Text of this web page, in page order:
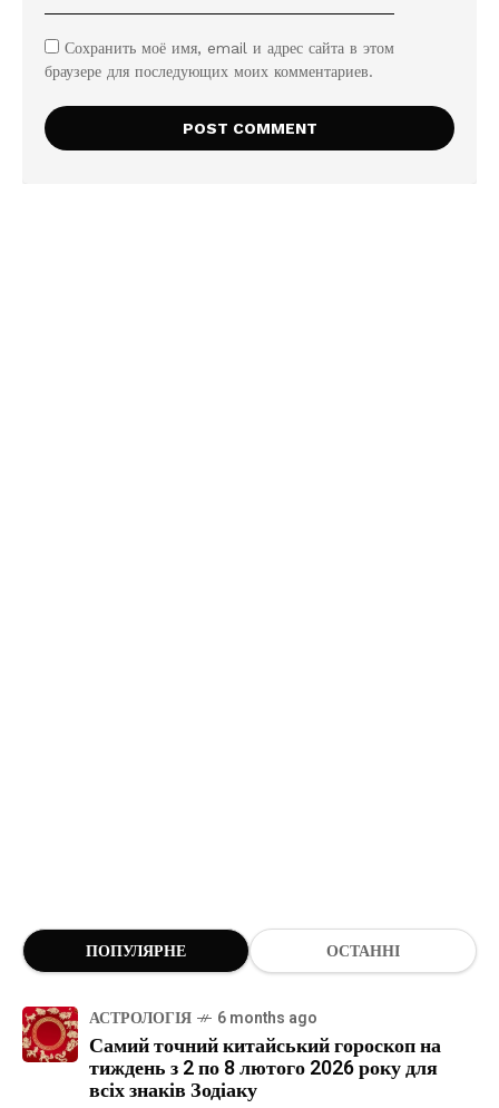
Сохранить моё имя, email и адрес сайта в этом
браузере для последующих моих комментариев.
ПОПУЛЯРНЕ ОСТАННІ
АСТРОЛОГІЯ 6 months ago
Самий точний китайський гороскоп на
тиждень з 2 по 8 лютого 2026 року для
всіх знаків Зодіаку